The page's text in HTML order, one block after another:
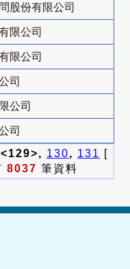
股份有限公司
限公司
限公司
司
公司
司
130, 131
[
8037 筆資料